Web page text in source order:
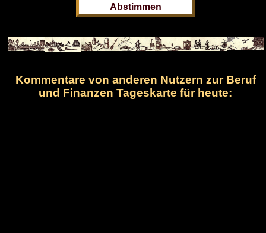
Kommentare von anderen Nutzern zur Beruf
und Finanzen Tageskarte für heute: